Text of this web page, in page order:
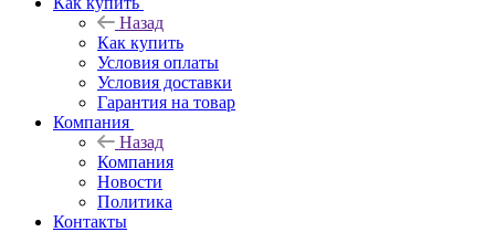
Назад
Как купить
Условия оплаты
Условия доставки
Гарантия на товар
Компания
Назад
Компания
Новости
Политика
Контакты